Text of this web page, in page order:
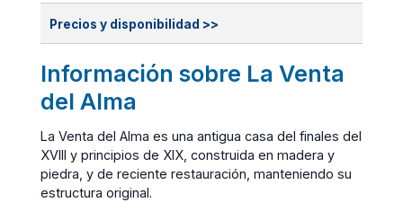
Precios y disponibilidad >>
Información sobre La Venta
del Alma
La Venta del Alma es una antigua casa del finales del
XVIII y principios de XIX, construida en madera y
piedra, y de reciente restauración, manteniendo su
estructura original.